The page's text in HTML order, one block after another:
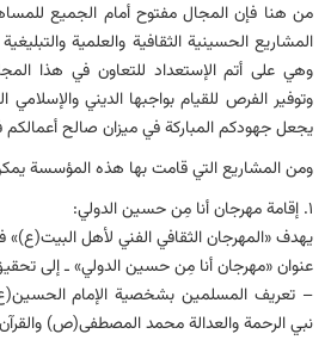
من هنا فإن المجال مفتوح أمام الجمیع
المشاریع الحسینیة الثقافیة والعلمیة
وهي علی أتم الإستعداد للتعاون في هذا
وتوفیر الفرص للقیام بواجبها الدیني
یجعل جهودكم المباركة في میزان صالح
ومن المشاریع التي قامت بها هذه المؤسسة
۱. إقامة مهرجان أنا مِن حسين الدولي:
یهدف «المهرجان الثقافي الفني لأهل البیت(ع)»
عنوان «مهرجان أنا مِن حسين الدولي» ـ إلی
– تعریف المسلمین بشخصیة الإمام
نبي الرحمة والعدالة محمد المصطفی(ص) والقرآن